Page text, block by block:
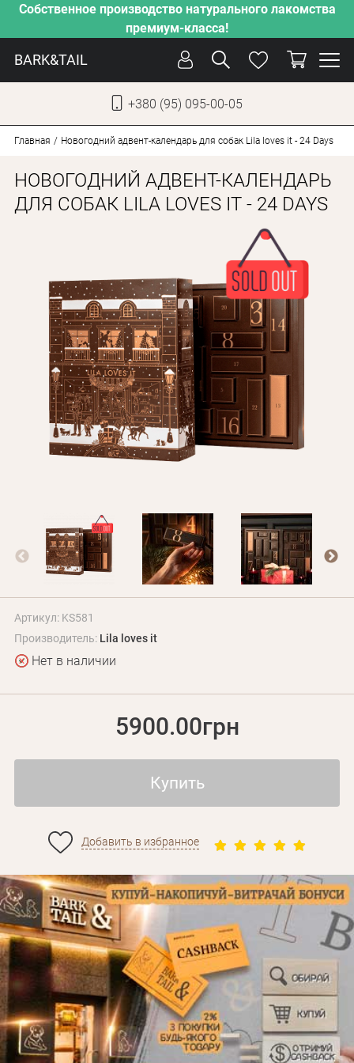
Собственное производство натурального лакомства
премиум-класса!
BARK&TAIL
+380 (95) 095-00-05
СОБАКИ
КОТЫ
НАШЕ ПРОИЗВОДСТВО
НОВИНКИ
АКЦИИ
О КОМПАНИИ
БЛОГ
Оплата и доставка
Программа лояльности
О Нас
Контакты
+380 (95) 095-00-05
Главная Новогодний адвент-календарь для собак Lila loves it - 24 Days
НОВОГОДНИЙ АДВЕНТ-КАЛЕНДАРЬ
ДЛЯ СОБАК LILA LOVES IT - 24 DAYS
Артикул: KS581
Производитель: Lila loves it
Нет в наличии
5900.00грн
Купить
Добавить в избранное
Забыли пароль?
Личные данные